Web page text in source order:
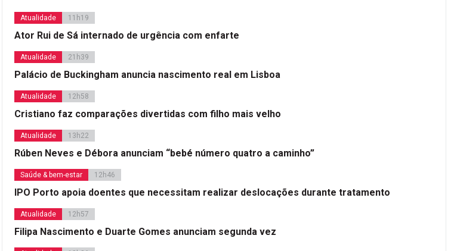
Atualidade 11h19
Ator Rui de Sá internado de urgência com enfarte
Atualidade 21h39
Palácio de Buckingham anuncia nascimento real em Lisboa
Atualidade 12h58
Cristiano faz comparações divertidas com filho mais velho
Atualidade 13h22
Rúben Neves e Débora anunciam “bebé número quatro a caminho”
Saúde & bem-estar 12h46
IPO Porto apoia doentes que necessitam realizar deslocações durante tratamento
Atualidade 12h57
Filipa Nascimento e Duarte Gomes anunciam segunda vez